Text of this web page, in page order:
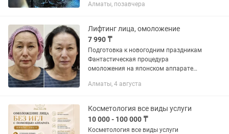
гель-маска, в составе которой имеются
Алматы, позавчера
Лифтинг лица, омоложение
7 990 ₸
Подготовка к новогодним праздникам
Фантастическая процедура
омоложения на японском аппарате
косметологии. Бесплатная
различным...
Алматы, 4 августа
Косметология все виды услуги
10 000 - 100 000 ₸
Косметология все виды услуги